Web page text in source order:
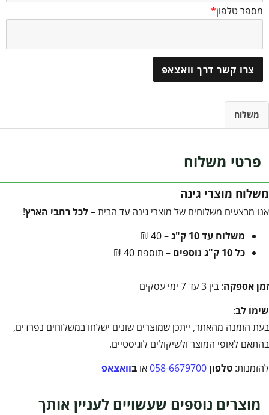
מספר טלפון*
צרו קשר דרך וואצאפ
משלוח
פרטי משלוח
משלוח מוצרי גינה
אנו מבצעים משלוחים של מוצרי גינה עד הבית –לכל רחבי הארץ!
משלוח עד 10 ק"ג
– 40 ₪
כל 10 ק"ג נוספים
– תוספת 40 ₪
זמן אספקה: בין 3 עד 7 ימי עסקים
שימו לב:
בעת הזמנה מהאתר, ייתכן שמוצרים שונים ישלחו במשלוחים נפרדים,
בהתאם לאופי המוצר ולשיקולים לוגיסטיים.
להזמנות: טלפון058-6679700או בוואצאפ
מוצרים נוספים שעשויים לעניין אותך